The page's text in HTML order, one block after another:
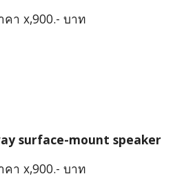
คา x,900.- บาท
surface-mount speaker
คา x,900.- บาท